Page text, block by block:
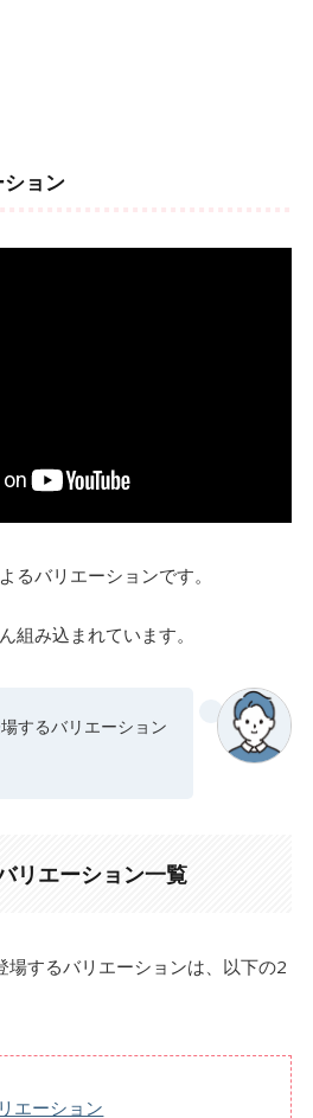
ョン
るバリエーションです。
組み込まれています。
するバリエーション
リエーション一覧
場するバリエーションは、以下の2
エーション